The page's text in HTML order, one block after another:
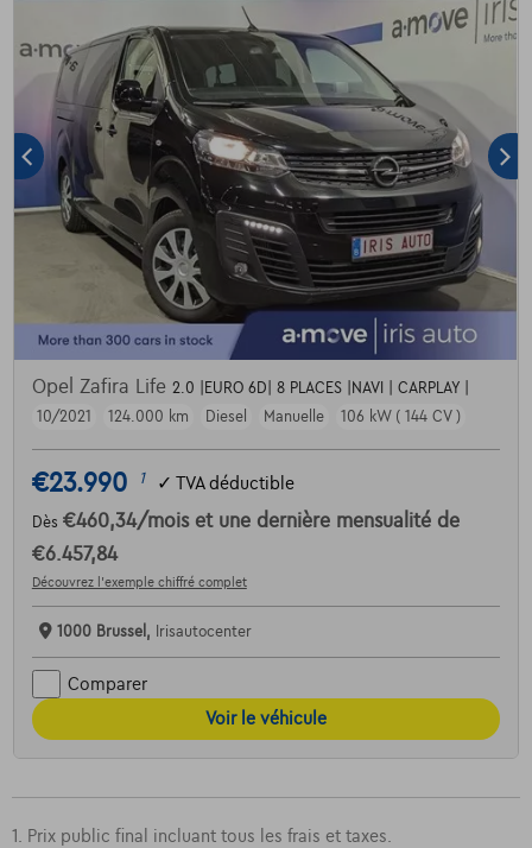
Opel Zafira Life 2.0 |EURO 6D| 8 PLACES |NAVI | CARPLAY |
10/2021
124.000 km Diesel Manuelle 106 kW ( 144 CV )
€23.990 1 ✓ TVA déductible
Dès €460,34/mois et une dernière mensualité de
€6.457,84
Découvrez l’exemple chiffré complet
1000 Brussel, Irisautocenter
Comparer
Voir le véhicule
1. Prix public final incluant tous les frais et taxes.